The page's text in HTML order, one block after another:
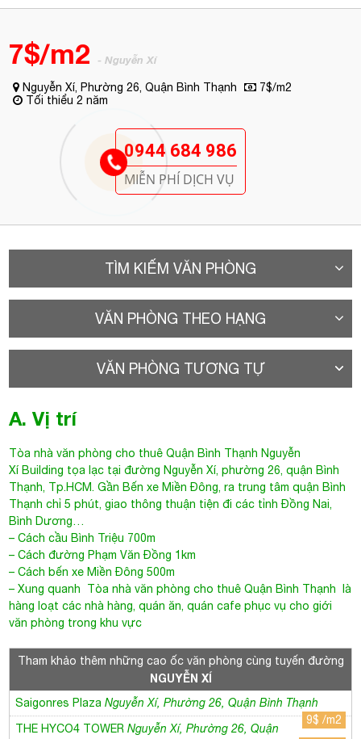
7$/m2 - Nguyễn Xí
Nguyễn Xí, Phường 26, Quận Bình Thạnh
7$/m2
Tối thiểu 2 năm
0944 684 986
MIỄN PHÍ DỊCH VỤ
TÌM KIẾM VĂN PHÒNG
VĂN PHÒNG THEO HẠNG
VĂN PHÒNG TƯƠNG TỰ
A. Vị trí
Tòa nhà văn phòng cho thuê Quận Bình Thạnh Nguyễn
Xí Building tọa lạc tại đường Nguyễn Xí, phường 26, quận Bình
Thạnh, Tp.HCM. Gần Bến xe Miền Đông, ra trung tâm quận Bình
Thạnh chỉ 5 phút, giao thông thuận tiện đi các tỉnh Đồng Nai,
Bình Dương…
– Cách cầu Bình Triệu 700m
– Cách đường Phạm Văn Đồng 1km
– Cách bến xe Miền Đông 500m
– Xung quanh Tòa nhà văn phòng cho thuê Quận Bình Thạnh là
hàng loạt các nhà hàng, quán ăn, quán cafe phục vụ cho giới
văn phòng trong khu vực
Tham khảo thêm những cao ốc văn phòng cùng tuyến đường
NGUYỄN XÍ
Saigonres PlazaNguyễn Xí, Phường 26, Quận Bình Thạnh
9$ /m2
THE HYCO4 TOWERNguyễn Xí, Phường 26, Quận